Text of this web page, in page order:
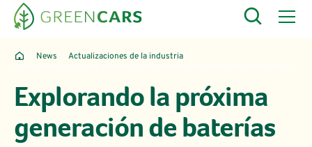
News
Actualizaciones de la industria
Explorando la próxima
generación de baterías